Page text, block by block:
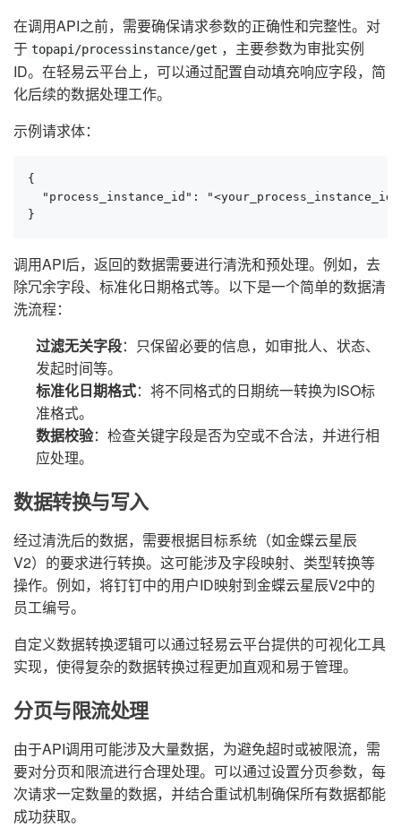
在调用API之前，需要确保请求参数的正确性和完整性。对
于 topapi/processinstance/get ，主要参数为审批实例
ID。在轻易云平台上，可以通过配置自动填充响应字段，简
化后续的数据处理工作。
示例请求体：
{
"process_instance_id":
}
调用API后，返回的数据需要进行清洗和预处理。例如，去
除冗余字段、标准化日期格式等。以下是一个简单的数据清
洗流程：
过滤无关字段：只保留必要的信息，如审批人、状态、
发起时间等。
标准化日期格式：将不同格式的日期统一转换为ISO标
准格式。
数据校验：检查关键字段是否为空或不合法，并进行相
应处理。
数据转换与写入
经过清洗后的数据，需要根据目标系统（如金蝶云星辰
V2）的要求进行转换。这可能涉及字段映射、类型转换等
操作。例如，将钉钉中的用户ID映射到金蝶云星辰V2中的
员工编号。
自定义数据转换逻辑可以通过轻易云平台提供的可视化工具
实现，使得复杂的数据转换过程更加直观和易于管理。
分页与限流处理
由于API调用可能涉及大量数据，为避免超时或被限流，需
要对分页和限流进行合理处理。可以通过设置分页参数，每
次请求一定数量的数据，并结合重试机制确保所有数据都能
成功获取。